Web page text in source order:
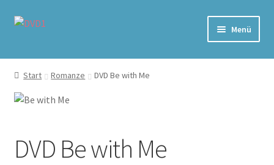
Zur
Zum
Menü
Home
Versand & Lieferung
Start Romanze DVD Be with Me
DVD Be with Me